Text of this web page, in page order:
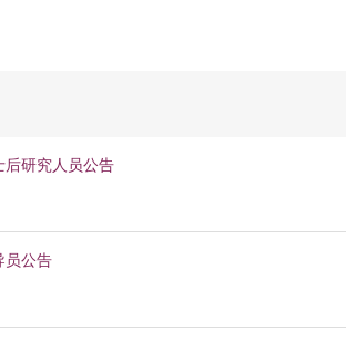
后研究人员公告
员公告